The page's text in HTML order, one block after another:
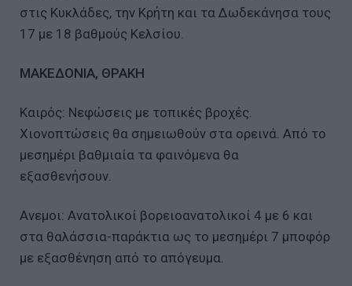
στις Κυκλάδες, την Κρήτη και τα Δωδεκάνησα τους
17 με 18 βαθμούς Κελσίου.
ΜΑΚΕΔΟΝΙΑ, ΘΡΑΚΗ
Καιρός: Νεφώσεις με τοπικές βροχές.
Χιονοπτώσεις θα σημειωθούν στα ορεινά. Από το
μεσημέρι βαθμιαία τα φαινόμενα θα
εξασθενήσουν.
Ανεμοι: Ανατολικοί βορειοανατολικοί 4 με 6 και
στα θαλάσσια-παράκτια ως το μεσημέρι 7 μποφόρ
με εξασθένηση από το απόγευμα.